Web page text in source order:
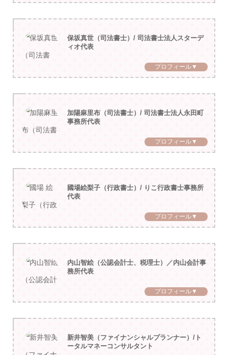
保坂真世（司法書士）/ 司法書士法人スターデ
ィオ代表
プロフィール▼
加陽麻里布（司法書士）/ 司法書士法人永田町
事務所代表
プロフィール▼
國場絵梨子（行政書士）/ りこ行政書士事務所
代表
プロフィール▼
内山智絵（公認会計士、税理士）／内山会計事
務所代表
プロフィール▼
新井智美（ファイナンシャルプランナー）/ト
ータルマネーコンサルタント